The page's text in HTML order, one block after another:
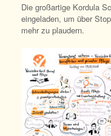
Die großartige Kordula
eingeladen, um über
mehr zu plaudern.